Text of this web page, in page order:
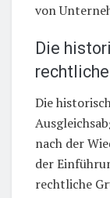
von
Die
Die
nach der
der
rechtliche